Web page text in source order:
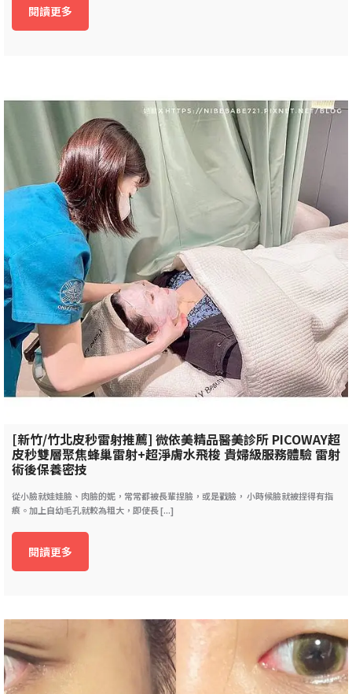
閱讀更多
[新竹/竹北皮秒雷射推薦] 微依美精品醫美診所 PICOWAY超
皮秒雙層聚焦蜂巢雷射+超淨膚水飛梭 貴婦級服務體驗 雷射
術後保養密技
從小臉就娃娃臉、肉臉的妮，常常都被長輩捏臉，或是戳臉， 小時候臉就被捏得有指
痕。加上自幼毛孔就較為粗大，即使長 [...]
閱讀更多